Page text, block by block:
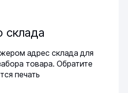
склада
адрес склада для
товара. Обратите
печать